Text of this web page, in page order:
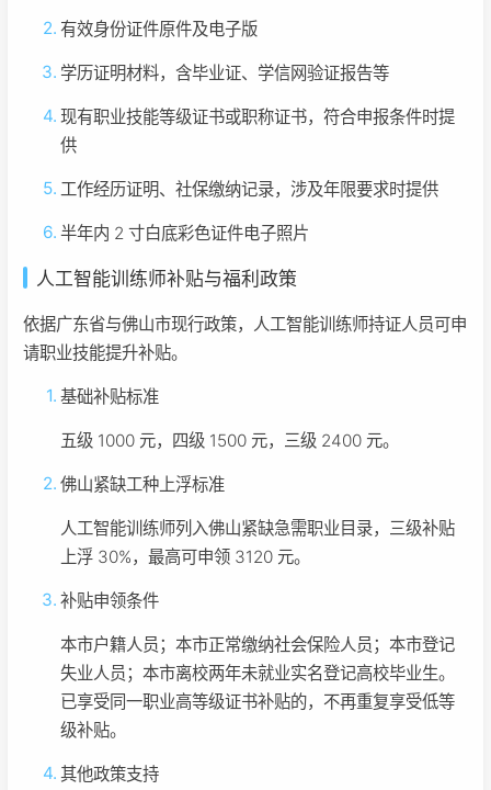
有效身份证件原件及电子版
学历证明材料，含毕业证、学信网验证报告等
现有职业技能等级证书或职称证书，符合申报条件时提
供
工作经历证明、社保缴纳记录，涉及年限要求时提供
半年内 2 寸白底彩色证件电子照片
人工智能训练师补贴与福利政策
依据广东省与佛山市现行政策，人工智能训练师持证人员可申
请职业技能提升补贴。
基础补贴标准
五级 1000 元，四级 1500 元，三级 2400 元。
佛山紧缺工种上浮标准
人工智能训练师列入佛山紧缺急需职业目录，三级补贴
上浮 30%，最高可申领 3120 元。
补贴申领条件
本市户籍人员；本市正常缴纳社会保险人员；本市登记
失业人员；本市离校两年未就业实名登记高校毕业生。
已享受同一职业高等级证书补贴的，不再重复享受低等
级补贴。
其他政策支持